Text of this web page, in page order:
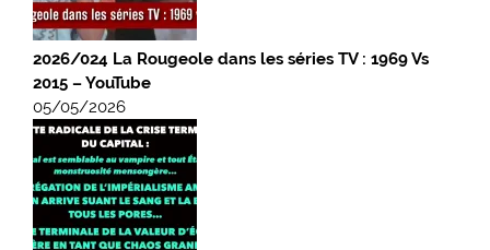
2026/024 La Rougeole dans les séries TV : 1969 Vs
2015 – YouTube
05/05/2026